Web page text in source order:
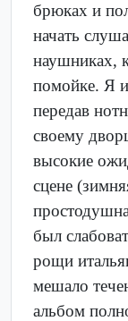
брюках и
начать
наушниках,
помойке. Я
передав
своему
высокие
сцене
был
рощи
мешало
альбом